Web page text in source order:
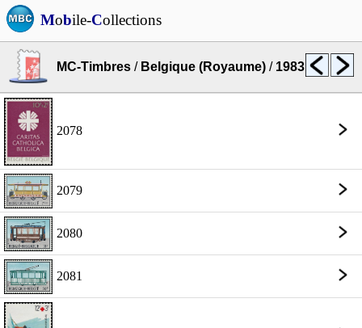
Mobile-Collections
MC-Timbres / Belgique (Royaume) / 1983
2078
2079
2080
2081